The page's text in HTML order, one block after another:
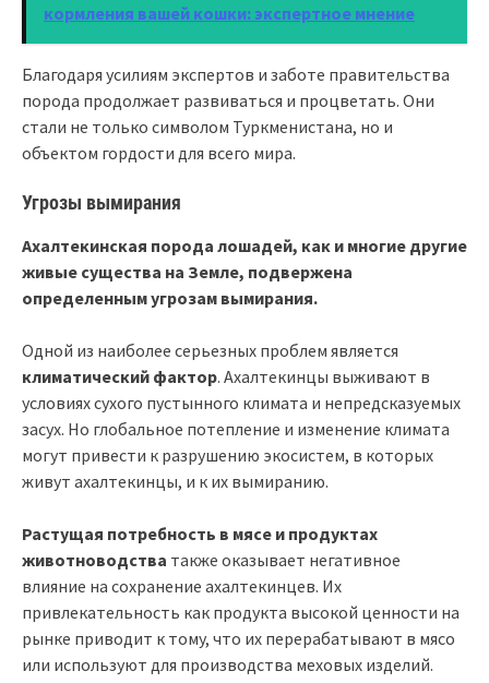
кормления вашей кошки: экспертное мнение
Благодаря усилиям экспертов и заботе правительства
порода продолжает развиваться и процветать. Они
стали не только символом Туркменистана, но и
объектом гордости для всего мира.
Угрозы вымирания
Ахалтекинская порода лошадей, как и многие другие
живые существа на Земле, подвержена
определенным угрозам вымирания.
Одной из наиболее серьезных проблем является
климатический фактор. Ахалтекинцы выживают в
условиях сухого пустынного климата и непредсказуемых
засух. Но глобальное потепление и изменение климата
могут привести к разрушению экосистем, в которых
живут ахалтекинцы, и к их вымиранию.
Растущая потребность в мясе и продуктах
животноводства также оказывает негативное
влияние на сохранение ахалтекинцев. Их
привлекательность как продукта высокой ценности на
рынке приводит к тому, что их перерабатывают в мясо
или используют для производства меховых изделий.